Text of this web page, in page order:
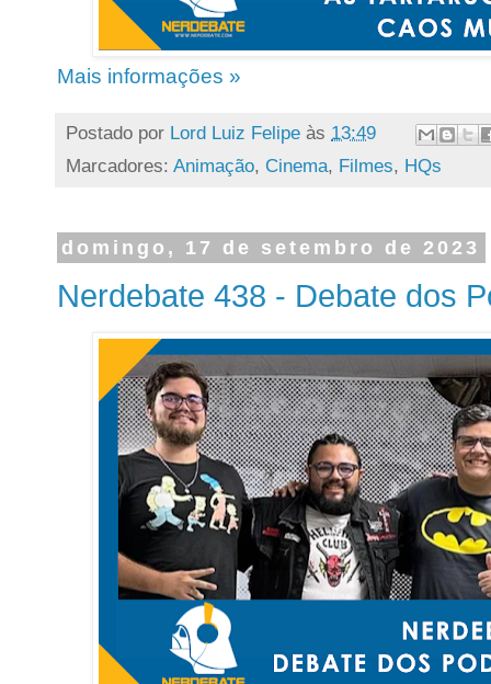
Mais informações »
Postado por Lord Luiz Felipe às 13:49
Marcadores: Animação, Cinema, Filmes, HQs
domingo, 17 de setembro de 2023
Nerdebate 438 - Debate dos